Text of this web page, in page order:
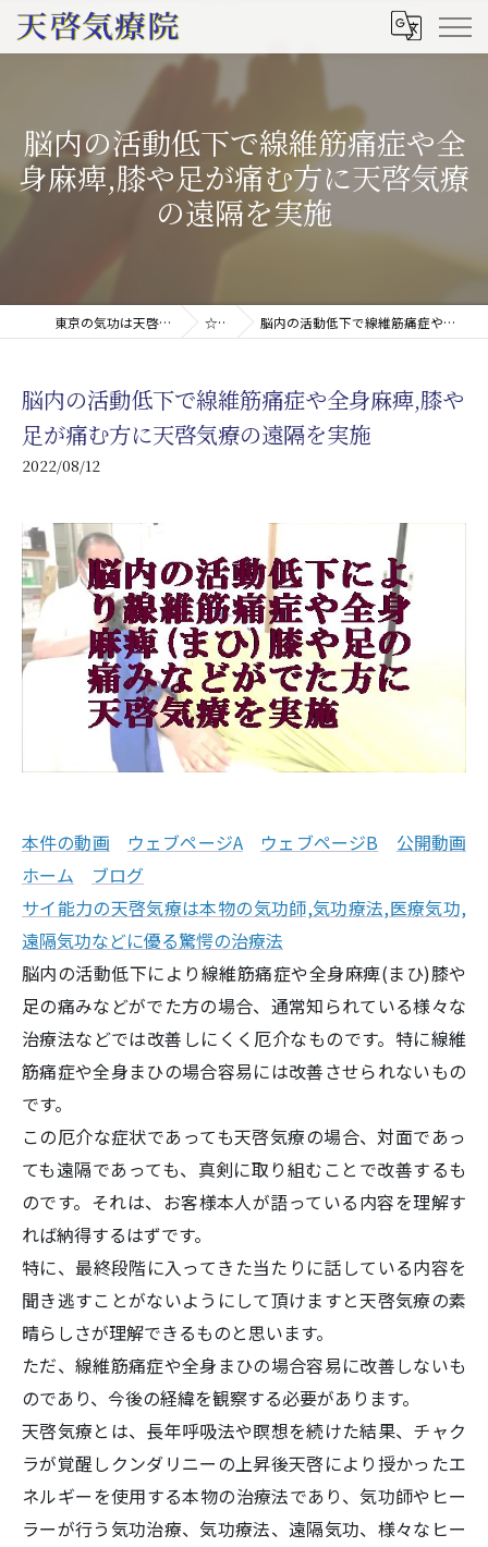
脳内の活動低下で線維筋痛症や全
身麻痺,膝や足が痛む方に天啓気療
の遠隔を実施
東京の気功は天啓気療院(天啓気功療法治療院) ☆ブログ 脳内の活動低下で線維筋痛症や全身麻痺,膝や足が痛む方に天啓気療の遠隔を実施
脳内の活動低下で線維筋痛症や全身麻痺,膝や
足が痛む方に天啓気療の遠隔を実施
2022/08/12
本件の動画 ウェブページA ウェブページB
公開動画
ホーム
ブログ
サイ能力の天啓気療は本物の気功師,気功療法,医療気功,
遠隔気功などに優る驚愕の治療法
脳内の活動低下により線維筋痛症や全身麻痺(まひ)膝や
足の痛みなどがでた方の場合、通常知られている様々な
治療法などでは改善しにくく厄介なものです。特に線維
筋痛症や全身まひの場合容易には改善させられないもの
です。
この厄介な症状であっても天啓気療の場合、対面であっ
ても遠隔であっても、真剣に取り組むことで改善するも
のです。それは、お客様本人が語っている内容を理解す
れば納得するはずです。
特に、最終段階に入ってきた当たりに話している内容を
聞き逃すことがないようにして頂けますと天啓気療の素
晴らしさが理解できるものと思います。
ただ、線維筋痛症や全身まひの場合容易に改善しないも
のであり、今後の経緯を観察する必要があります。
天啓気療とは、長年呼吸法や瞑想を続けた結果、チャク
ラが覚醒しクンダリニーの上昇後天啓により授かったエ
ネルギーを使用する本物の治療法であり、気功師やヒー
ラーが行う気功治療、気功療法、遠隔気功、様々なヒー